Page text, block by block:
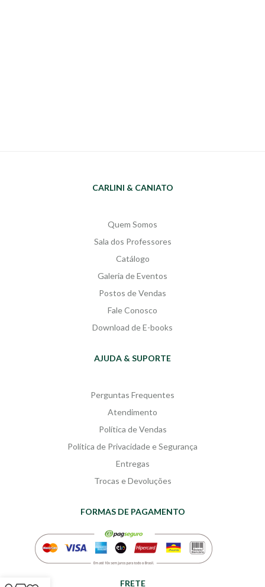
CARLINI & CANIATO
Quem Somos
Sala dos Professores
Catálogo
Galeria de Eventos
Postos de Vendas
Fale Conosco
Download de E-books
AJUDA & SUPORTE
Perguntas Frequentes
Atendimento
Política de Vendas
Política de Privacidade e Segurança
Entregas
Trocas e Devoluções
FORMAS DE PAGAMENTO
FRETE